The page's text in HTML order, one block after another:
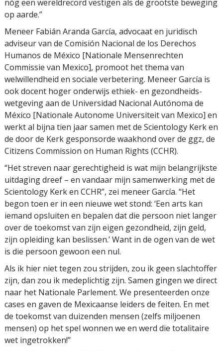
nóg een wereldrecord vestigen als de grootste beweging
op aarde.”
Meneer Fabián Aranda García, advocaat en juridisch
adviseur van de Comisión Nacional de los Derechos
Humanos de México [Nationale Mensenrechten
Commissie van Mexico], promoot het thema van
welwillendheid en sociale verbetering. Meneer García is
ook docent hoger onderwijs ethiek- en gezondheids­
wetgeving aan de Universidad Nacional Autónoma de
México [Nationale Autonome Universiteit van Mexico] en
werkt al bijna tien jaar samen met de Scientology Kerk en
de door de Kerk gesponsorde waakhond over de ggz, de
Citizens Commission on Human Rights (CCHR).
“Het streven naar gerechtigheid is wat mijn belangrijkste
uitdaging dreef – en vandaar mijn samenwerking met de
Scientology Kerk en CCHR”, zei meneer García. “Het
begon toen er in een nieuwe wet stond: ‘Een arts kan
iemand opsluiten en bepalen dat die persoon niet langer
over de toekomst van zijn eigen gezondheid, zijn geld,
zijn opleiding kan beslissen.’ Want in de ogen van de wet
is die persoon gewoon een nul.
Als ik hier niet tegen zou strijden, zou ik geen slachtoffer
zijn, dan zou ik medeplichtig zijn. Samen gingen we direct
naar het Nationale Parlement. We presenteerden onze
cases en gaven de Mexicaanse leiders de feiten. En met
de toekomst van duizenden mensen (zelfs miljoenen
mensen) op het spel wonnen we en werd die totalitaire
wet ingetrokken!”